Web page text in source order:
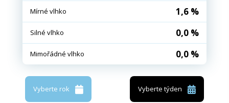
Mírné vlhko 1,6 %
Silné vlhko 0,0 %
Mimořádné vlhko 0,0 %
Vyberte rok Vyberte týden